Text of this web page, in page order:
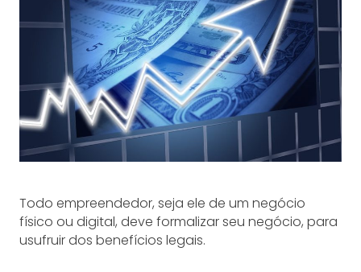
Todo empreendedor, seja ele de um negócio
físico ou digital, deve formalizar seu negócio, para
usufruir dos benefícios legais.